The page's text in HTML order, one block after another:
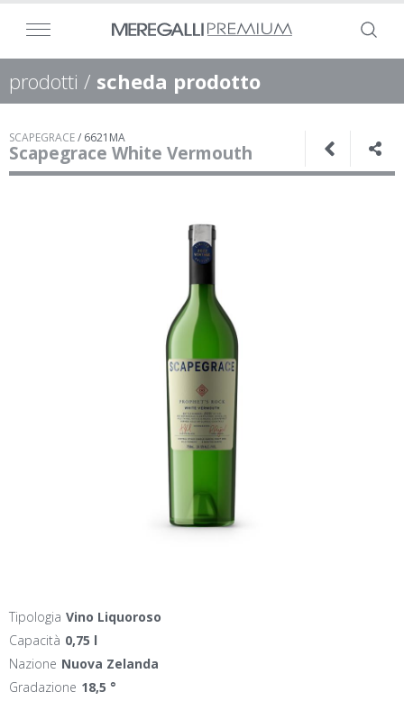
prodotti / scheda prodotto
SCAPEGRACE/ 6621MA
Scapegrace White Vermouth
Tipologia Vino Liquoroso
Capacità 0,75 l
Nazione Nuova Zelanda
Gradazione 18,5 °